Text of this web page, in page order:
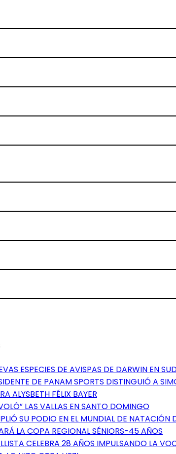
ESPECIES DE AVISPAS DE DARWIN EN
DE PANAM SPORTS DISTINGUIÓ A
ALYSBETH FÉLIX BAYER
LAS VALLAS EN SANTO DOMINGO
SU PODIO EN EL MUNDIAL DE NATACIÓN
LA COPA REGIONAL SÉNIORS-45 AÑOS
CELEBRA 28 AÑOS IMPULSANDO LA